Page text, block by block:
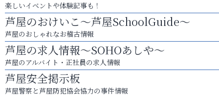
楽しいイベントや体験記事も！
芦屋のおけいこ～芦屋SchoolGuide～
芦屋のおしゃれなお稽古情報
芦屋の求人情報～SOHOあしや～
芦屋のアルバイト・正社員の求人情報
芦屋安全掲示板
芦屋警察と芦屋防犯協会協力の事件情報